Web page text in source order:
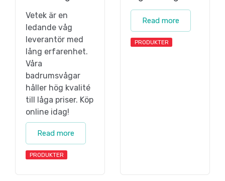
Vetek är en
ledande våg
leverantör med
lång erfarenhet.
Våra
badrumsvågar
håller hög kvalité
till låga priser. Köp
online idag!
Read more
PRODUKTER
Read more
PRODUKTER